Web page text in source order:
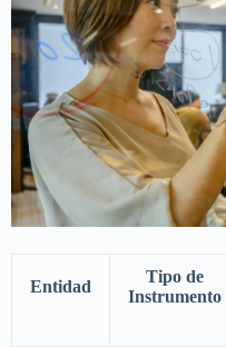
Entidad
Tipo de
Instrumento